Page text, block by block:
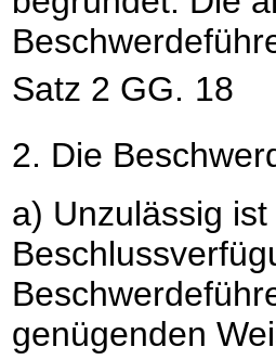
Satz 2 GG. 18
2. Die
a) Unzulässig
genügenden